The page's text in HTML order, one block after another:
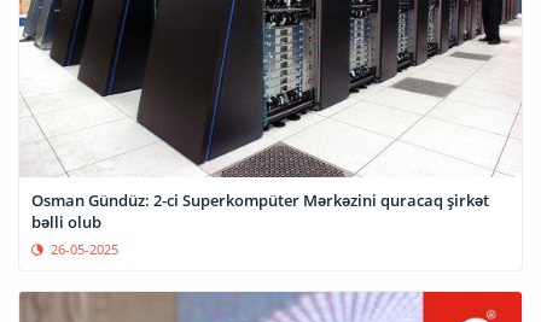
Osman Gündüz: 2-ci Superkompüter Mərkəzini quracaq şirkət
bəlli olub
26-05-2025